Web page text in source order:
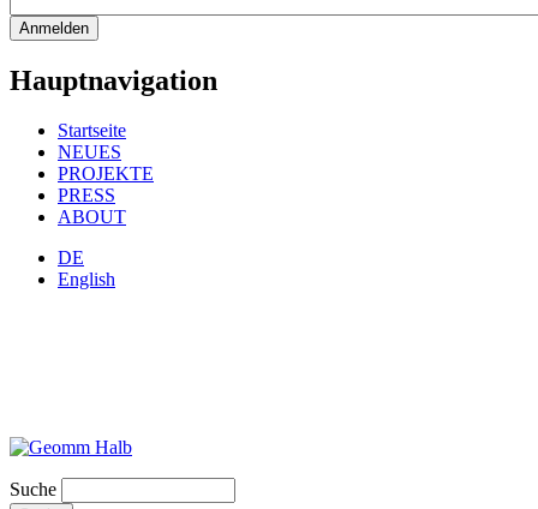
Hauptnavigation
Startseite
NEUES
PROJEKTE
PRESS
ABOUT
DE
English
Suche